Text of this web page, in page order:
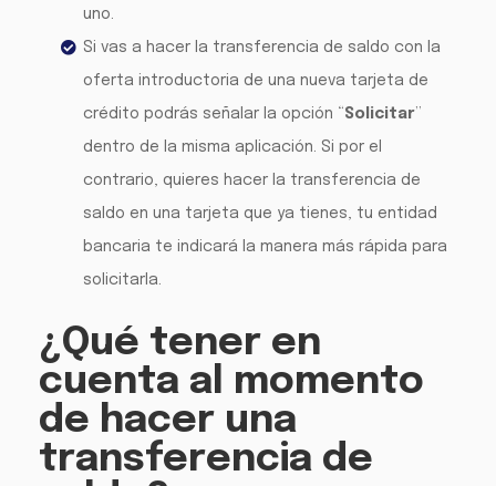
uno.
Si vas a hacer la transferencia de saldo con la
oferta introductoria de una nueva tarjeta de
crédito podrás señalar la opción “Solicitar”
dentro de la misma aplicación. Si por el
contrario, quieres hacer la transferencia de
saldo en una tarjeta que ya tienes, tu entidad
bancaria te indicará la manera más rápida para
solicitarla.
¿Qué tener en
cuenta al momento
de hacer una
transferencia de